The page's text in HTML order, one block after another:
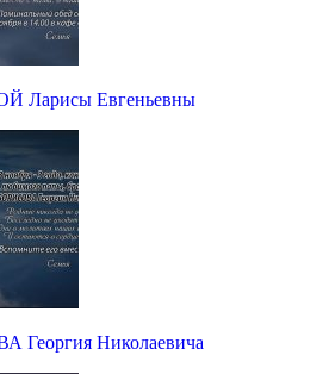
Ларисы Евгеньевны
Георгия Николаевича